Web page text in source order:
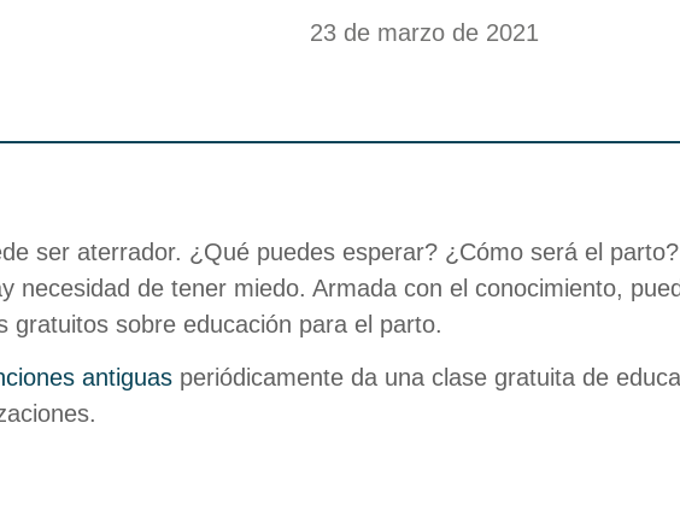
23 de marzo de 2021
ser aterrador. ¿Qué puedes esperar? ¿Cómo será el
necesidad de tener miedo. Armada con el conocimiento,
gratuitos sobre educación para el parto.
antiguas periódicamente da una clase gratuita de